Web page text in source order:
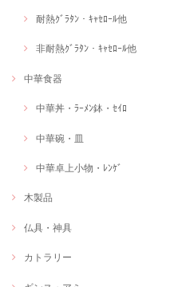
耐熱ｸﾞﾗﾀﾝ・ｷｬｾﾛｰﾙ他
非耐熱ｸﾞﾗﾀﾝ・ｷｬｾﾛｰﾙ他
中華食器
中華丼・ﾗｰﾒﾝ鉢・ｾｲﾛ
中華碗・皿
中華卓上小物・ﾚﾝｹﾞ
木製品
仏具・神具
カトラリー